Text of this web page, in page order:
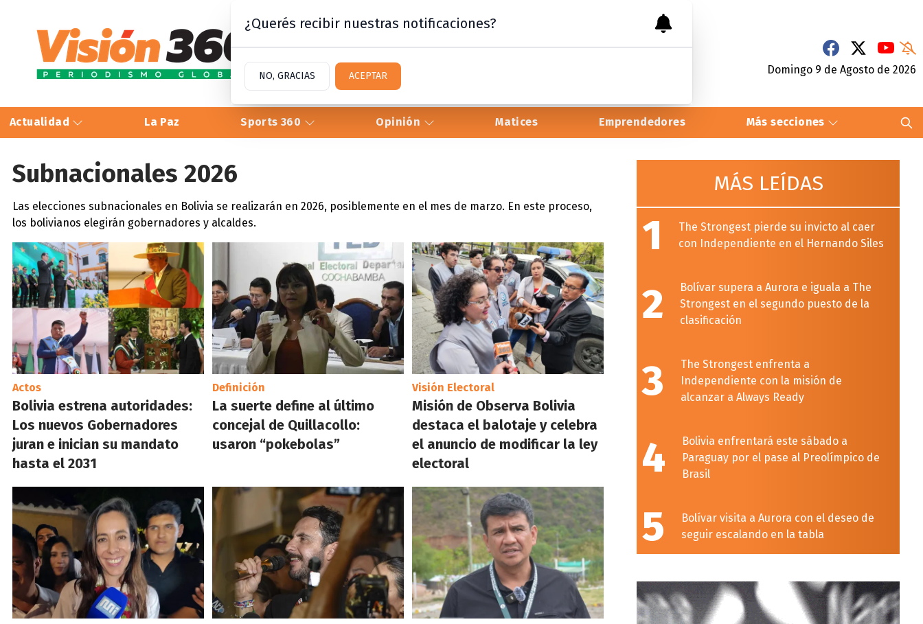
Domingo 9 de Agosto de 2026
Actualidad La Paz Sports 360 Opinión Matices Emprendedores Más secciones
Subnacionales 2026
Las elecciones subnacionales en Bolivia se realizarán en 2026, posiblemente en el mes de marzo. En este proceso,
los bolivianos elegirán gobernadores y alcaldes.
Actos
Bolivia estrena autoridades:
Los nuevos Gobernadores
juran e inician su mandato
hasta el 2031
Definición
La suerte define al último
concejal de Quillacollo:
usaron “pokebolas”
Visión Electoral
Misión de Observa Bolivia
destaca el balotaje y celebra
el anuncio de modificar la ley
electoral
MÁS LEÍDAS
1
The Strongest pierde su invicto al caer
con Independiente en el Hernando Siles
2
Bolívar supera a Aurora e iguala a The
Strongest en el segundo puesto de la
clasificación
3
The Strongest enfrenta a
Independiente con la misión de
alcanzar a Always Ready
4
Bolivia enfrentará este sábado a
Paraguay por el pase al Preolímpico de
Brasil
5
Bolívar visita a Aurora con el deseo de
seguir escalando en la tabla
¿Querés recibir nuestras notificaciones?
NO, GRACIAS ACEPTAR